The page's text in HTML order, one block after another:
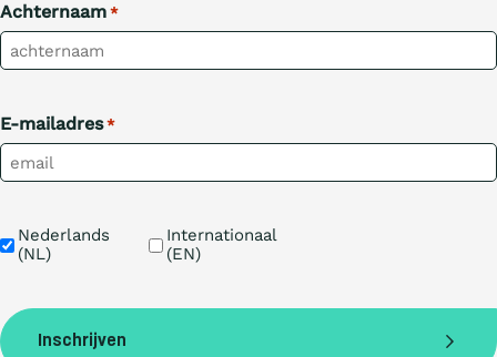
Achternaam *
E-mailadres *
TaalNederlands
(NL)
Internationaal
(EN)
Inschrijven